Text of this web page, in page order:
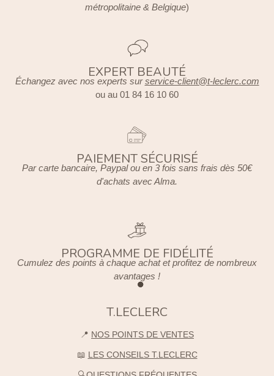
métropolitaine & Belgique)
EXPERT BEAUTÉ
Échangez avec nos experts surservice-client@t-leclerc.com
ou au 01 84 16 10 60
PAIEMENT SÉCURISÉ
Par carte bancaire, Paypal ou en 3 fois sans frais dès 50€
d'achats avec Alma.
PROGRAMME DE FIDÉLITÉ
Cumulez des points à chaque achat et profitez de nombreux
avantages !
T.LECLERC
📍 NOS POINTS DE VENTES
📖 LES CONSEILS T.LECLERC